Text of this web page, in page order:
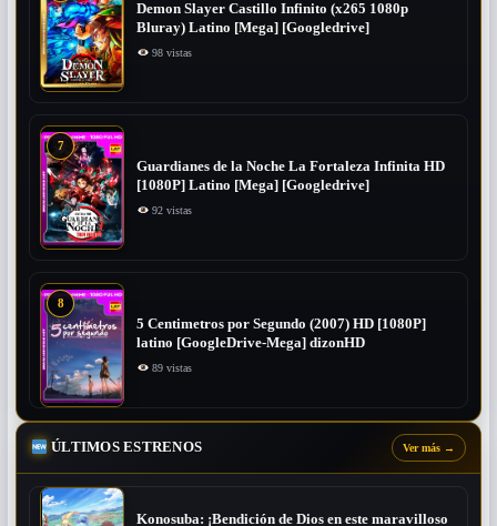
Demon Slayer Castillo Infinito (x265 1080p
Bluray) Latino [Mega] [Googledrive]
98 vistas
7
Guardianes de la Noche La Fortaleza Infinita HD
[1080P] Latino [Mega] [Googledrive]
92 vistas
8
5 Centimetros por Segundo (2007) ​HD [1080P]
latino [GoogleDrive-Mega] dizonHD
89 vistas
ÚLTIMOS ESTRENOS Ver más →
Konosuba: ¡Bendición de Dios en este maravilloso